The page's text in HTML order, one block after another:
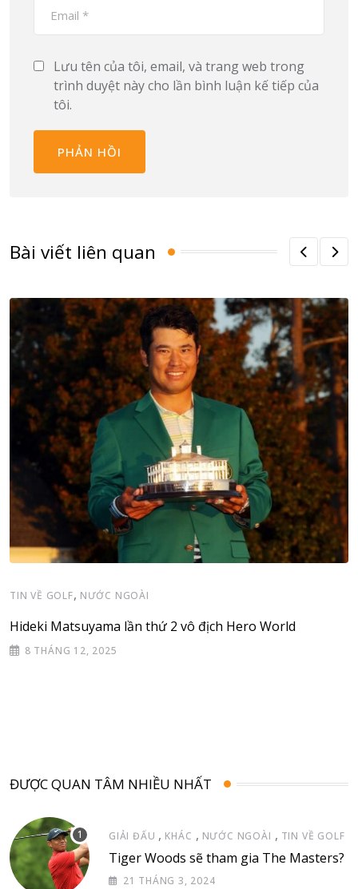
Lưu tên của tôi, email, và trang web trong
trình duyệt này cho lần bình luận kế tiếp của
tôi.
Bài viết liên quan
TIN VỀ GOLF, NƯỚC NGOÀI
Hideki Matsuyama lần thứ 2 vô địch Hero World
8 THÁNG 12, 2025
ĐƯỢC QUAN TÂM NHIỀU NHẤT
GIẢI ĐẤU , KHÁC , NƯỚC NGOÀI , TIN VỀ GOLF
Tiger Woods sẽ tham gia The Masters?
21 THÁNG 3, 2024